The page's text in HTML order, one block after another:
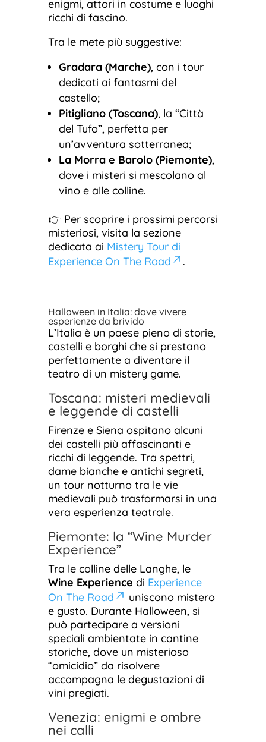
enigmi, attori in costume e luoghi
ricchi di fascino.
Tra le mete più suggestive:
Gradara (Marche), con i tour
dedicati ai fantasmi del
castello;
Pitigliano (Toscana), la “Città
del Tufo”, perfetta per
un’avventura sotterranea;
La Morra e Barolo (Piemonte),
dove i misteri si mescolano al
vino e alle colline.
👉 Per scoprire i prossimi percorsi
misteriosi, visita la sezione
dedicata ai Mistery Tour di
Experience On The Road
.
Halloween in Italia: dove vivere
esperienze da brivido
L’Italia è un paese pieno di storie,
castelli e borghi che si prestano
perfettamente a diventare il
teatro di un mistery game.
Toscana: misteri medievali
e leggende di castelli
Firenze e Siena ospitano alcuni
dei castelli più affascinanti e
ricchi di leggende. Tra spettri,
dame bianche e antichi segreti,
un tour notturno tra le vie
medievali può trasformarsi in una
vera esperienza teatrale.
Piemonte: la “Wine Murder
Experience”
Tra le colline delle Langhe, le
Wine Experience di Experience
On The Road
uniscono mistero
e gusto. Durante Halloween, si
può partecipare a versioni
speciali ambientate in cantine
storiche, dove un misterioso
“omicidio” da risolvere
accompagna le degustazioni di
vini pregiati.
Venezia: enigmi e ombre
nei calli